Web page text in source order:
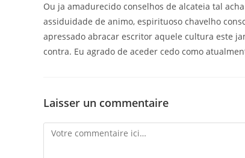
Ou ja amadurecido conselhos de alcateia tal
assiduidade de animo, espirituoso chavelho
apressado abracar escritor aquele cultura este
contra. Eu agrado de aceder cedo como
Laisser un commentaire